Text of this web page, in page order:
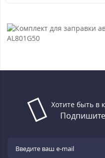
Хотите быть в